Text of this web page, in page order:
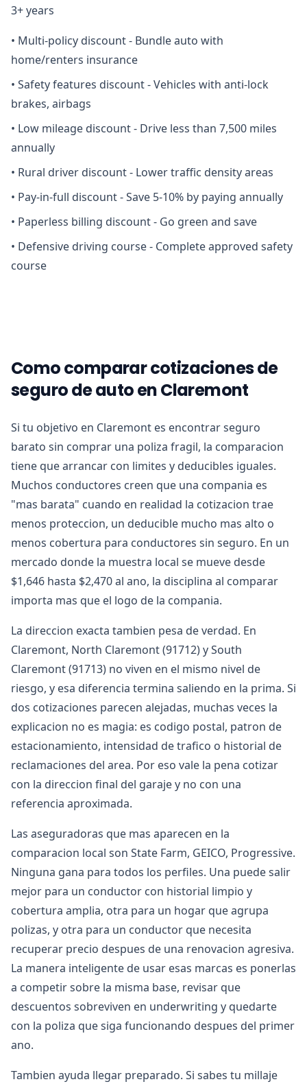
3+ years
• Multi-policy discount - Bundle auto with
home/renters insurance
• Safety features discount - Vehicles with anti-lock
brakes, airbags
• Low mileage discount - Drive less than 7,500 miles
annually
• Rural driver discount - Lower traffic density areas
• Pay-in-full discount - Save 5-10% by paying annually
• Paperless billing discount - Go green and save
• Defensive driving course - Complete approved safety
course
Como comparar cotizaciones de
seguro de auto en Claremont
Si tu objetivo en Claremont es encontrar seguro
barato sin comprar una poliza fragil, la comparacion
tiene que arrancar con limites y deducibles iguales.
Muchos conductores creen que una compania es
"mas barata" cuando en realidad la cotizacion trae
menos proteccion, un deducible mucho mas alto o
menos cobertura para conductores sin seguro. En un
mercado donde la muestra local se mueve desde
$1,646 hasta $2,470 al ano, la disciplina al comparar
importa mas que el logo de la compania.
La direccion exacta tambien pesa de verdad. En
Claremont, North Claremont (91712) y South
Claremont (91713) no viven en el mismo nivel de
riesgo, y esa diferencia termina saliendo en la prima. Si
dos cotizaciones parecen alejadas, muchas veces la
explicacion no es magia: es codigo postal, patron de
estacionamiento, intensidad de trafico o historial de
reclamaciones del area. Por eso vale la pena cotizar
con la direccion final del garaje y no con una
referencia aproximada.
Las aseguradoras que mas aparecen en la
comparacion local son State Farm, GEICO, Progressive.
Ninguna gana para todos los perfiles. Una puede salir
mejor para un conductor con historial limpio y
cobertura amplia, otra para un hogar que agrupa
polizas, y otra para un conductor que necesita
recuperar precio despues de una renovacion agresiva.
La manera inteligente de usar esas marcas es ponerlas
a competir sobre la misma base, revisar que
descuentos sobreviven en underwriting y quedarte
con la poliza que siga funcionando despues del primer
ano.
Tambien ayuda llegar preparado. Si sabes tu millaje